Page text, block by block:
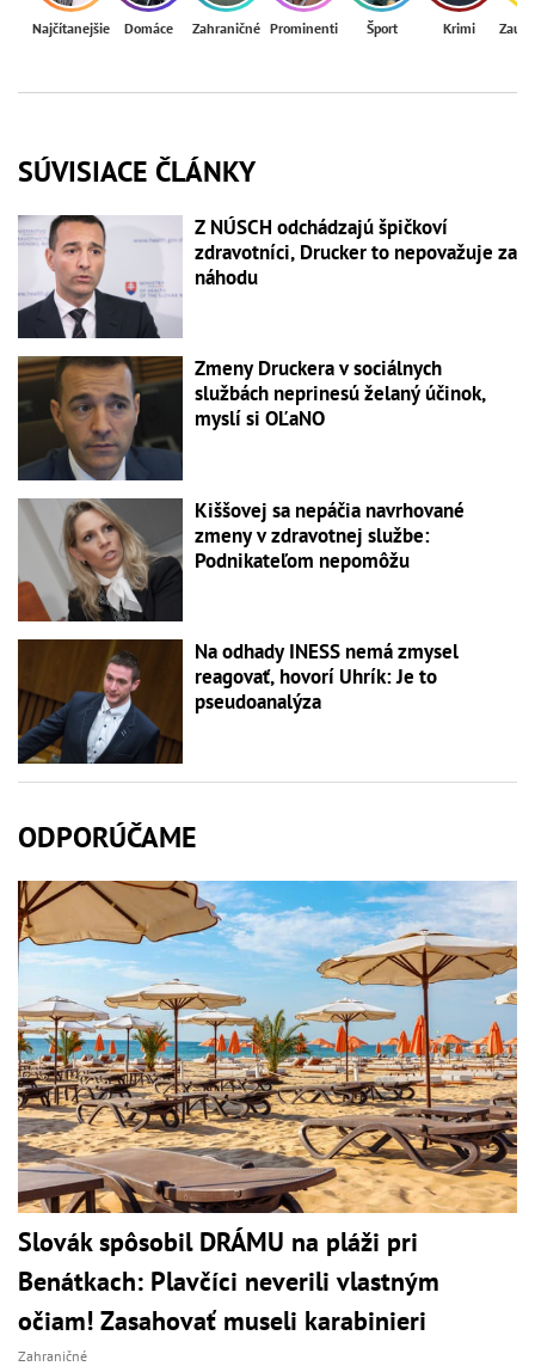
Najčítanejšie Domáce Zahraničné Prominenti Šport Krimi
SÚVISIACE ČLÁNKY
Z NÚSCH odchádzajú špičkoví
zdravotníci, Drucker to nepovažuje za
náhodu
Zmeny Druckera v sociálnych
službách neprinesú želaný účinok,
myslí si OĽaNO
Kiššovej sa nepáčia navrhované
zmeny v zdravotnej službe:
Podnikateľom nepomôžu
Na odhady INESS nemá zmysel
reagovať, hovorí Uhrík: Je to
pseudoanalýza
ODPORÚČAME
Slovák spôsobil DRÁMU na pláži pri
Benátkach: Plavčíci neverili vlastným
očiam! Zasahovať museli karabinieri
Zahraničné